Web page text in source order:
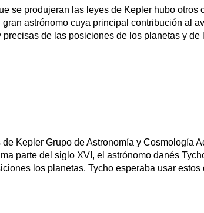
se produjeran las leyes de Kepler hubo otros
astrónomo cuya principal contribución al
de las posiciones de los planetas y de
de Kepler Grupo de Astronomía y Cosmología
parte del siglo XVI, el astrónomo danés
los planetas. Tycho esperaba usar